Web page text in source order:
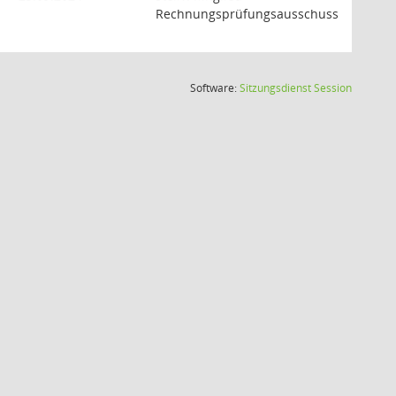
Rechnungsprüfungsausschuss
Software:SitzungsdienstSession(Wird in